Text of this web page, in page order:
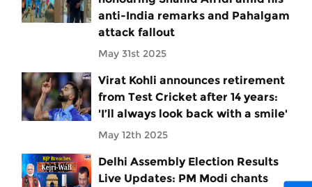
anti-India remarks and Pahalgam
attack fallout
May 31st 2025
Virat Kohli announces retirement
from Test Cricket after 14 years:
'I’ll always look back with a smile'
May 12th 2025
Delhi Assembly Election Results
Live Updates: PM Modi chants